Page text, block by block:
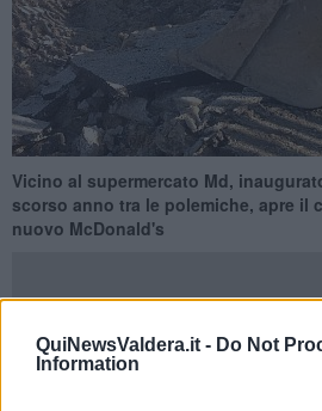
QuiNewsValdera.it - Do Not
Information
Vicino al supermercato Md,
scorso anno tra le polemiche, apre il
nuovo McDonald's